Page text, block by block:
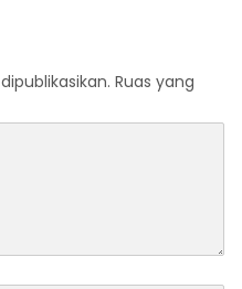
Ruas yang